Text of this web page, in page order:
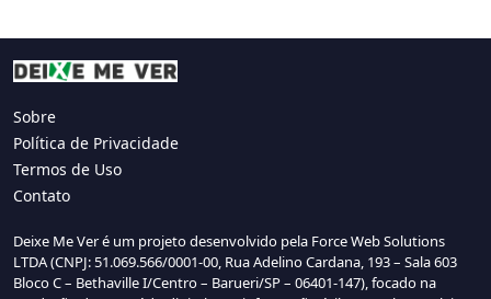
Sobre
Política de Privacidade
Termos de Uso
Contato
Deixe Me Ver é um projeto desenvolvido pela Force Web Solutions
LTDA (CNPJ: 51.069.566/0001-00, Rua Adelino Cardana, 193 – Sala 603
Bloco C – Bethaville I/Centro – Barueri/SP – 06401-147), focado na